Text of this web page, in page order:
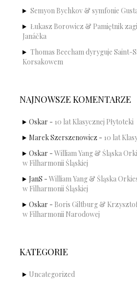
Semyon Bychkov & symfonie
Łukasz Borowicz & Pamiętnik
Janáčka
Thomas Beecham dyryguje Saint-
Korsakowem
NAJNOWSZE KOMENTARZE
Oskar - 10 lat Klasycznej Płytoteki
Marek Szerszenowicz - 10 lat
Oskar - William Yang & Śląska
w Filharmonii Śląskiej
JanS - William Yang & Śląska
w Filharmonii Śląskiej
Oskar - Boris Giltburg &
w Filharmonii Narodowej
KATEGORIE
Uncategorized